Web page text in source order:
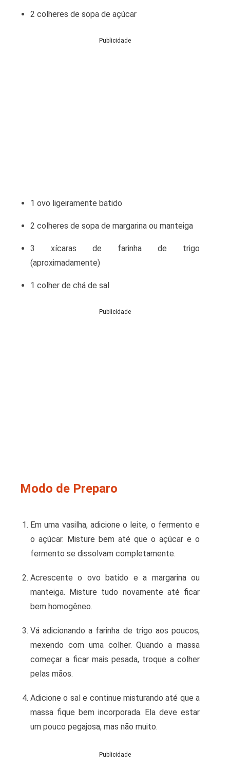
2 colheres de sopa de açúcar
Publicidade
1 ovo ligeiramente batido
2 colheres de sopa de margarina ou manteiga
3 xícaras de farinha de trigo
(aproximadamente)
1 colher de chá de sal
Publicidade
Modo de Preparo
Em uma vasilha, adicione o leite, o fermento e
o açúcar. Misture bem até que o açúcar e o
fermento se dissolvam completamente.
Acrescente o ovo batido e a margarina ou
manteiga. Misture tudo novamente até ficar
bem homogêneo.
Vá adicionando a farinha de trigo aos poucos,
mexendo com uma colher. Quando a massa
começar a ficar mais pesada, troque a colher
pelas mãos.
Adicione o sal e continue misturando até que a
massa fique bem incorporada. Ela deve estar
um pouco pegajosa, mas não muito.
Publicidade